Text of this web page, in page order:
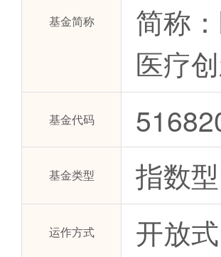
基金简称
简称
医疗
基金代码
基金类型 指数型
运作方式 开放式